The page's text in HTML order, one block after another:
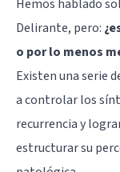
Hemos hablado
Delirante, pero:
o por lo menos
Existen una serie
a controlar los
recurrencia y
estructurar su